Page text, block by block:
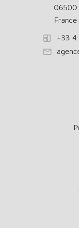
06500
France
+33 4